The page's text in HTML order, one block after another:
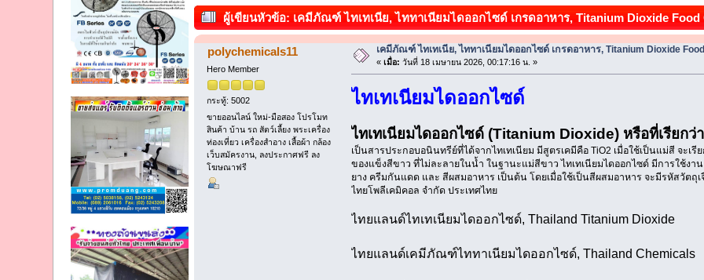
ผู้เขียนหัวข้อ: เคมีภัณฑ์ ไทเทเนีย, ไททาเนียมไดออกไซด์ เกรดอาหาร, Titanium Dioxide Food
polychemicals11
Hero Member
กระทู้: 5002
ขายออนไลน์ ใหม่-มือสอง โปรโมท
สินค้า บ้าน รถ สัตว์เลี้ยง พระเครื่อง
ท่องเที่ยว เครื่องสำอาง เสื้อผ้า กล้อง
เว็บสมัครงาน, ลงประกาศฟรี ลง
โฆษณาฟรี
เคมีภัณฑ์ ไทเทเนีย, ไททาเนียมไดออกไซด์ เกรดอาหาร, Titanium Dioxide
«เมื่อ: วันที่ 18 เมษายน 2026, 00:17:16 น. »
ไทเทเนียมไดออกไซด์
ไทเทเนียมไดออกไซด์ (Titanium Dioxide) หรือที่เรียกว่
เป็นสารประกอบอนินทรีย์ที่ได้จากไทเทเนียม มีสูตรเคมีคือ TiO2 เมื่อใช้เป็นแม่สี จะเรี
ของแข็งสีขาว ที่ไม่ละลายในน้ำ ในฐานะแม่สีขาว ไทเทเนียมไดออกไซด์ มีการใช้งา
ยาง ครีมกันแดด และ สีผสมอาหาร เป็นต้น โดยเมื่อใช้เป็นสีผสมอาหาร จะมีรหัสวัต
ไทยโพลีเคมิคอล จำกัด ประเทศไทย
ไทยแลนด์ไทเทเนียมไดออกไซด์, Thailand Titanium Dioxide
ไทยแลนด์เคมีภัณฑ์ไททาเนียมไดออกไซด์, Thailand Chemicals